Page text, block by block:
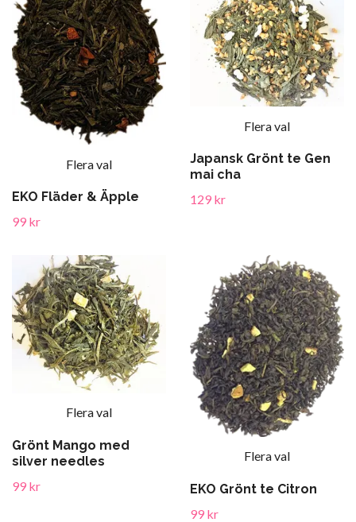
Flera val
EKO Fläder & Äpple
99 kr
Flera val
Japansk Grönt te Gen
mai cha
129 kr
Flera val
Grönt Mango med
silver needles
99 kr
Flera val
EKO Grönt te Citron
99 kr